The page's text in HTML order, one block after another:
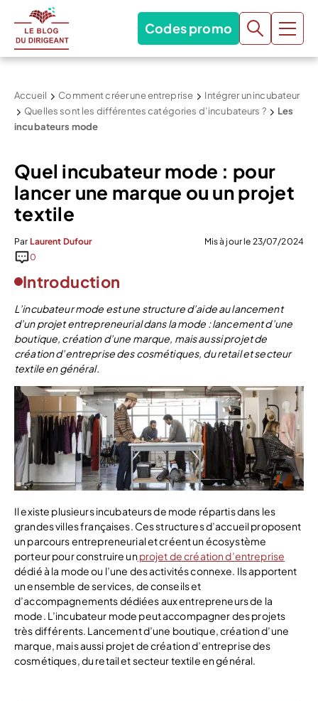
Codes promo
Accueil Comment créer une entreprise
Intégrer un incubateur
Quelles sont les différentes catégories d’incubateurs ?
Les
incubateurs mode
Quel incubateur mode : pour
lancer une marque ou un projet
textile
Par Laurent Dufour
Mis à jour le 23/07/2024
0
Introduction
L’incubateur mode est une structure d’aide au lancement
d’un projet entrepreneurial dans la mode : lancement d’une
boutique, création d’une marque, mais aussi projet de
création d’entreprise des cosmétiques, du retail et secteur
textile en général.
Il existe plusieurs incubateurs de mode répartis dans les
grandes villes françaises. Ces structures d’accueil proposent
un parcours entrepreneurial et créent un écosystème
porteur pour construire unprojet de création d’entreprise
dédié à la mode ou l’une des activités connexe. Ils apportent
un ensemble de services, de conseils et
d’accompagnements dédiées aux entrepreneurs de la
mode. L’incubateur mode peut accompagner des projets
très différents. Lancement d’une boutique, création d’une
marque, mais aussi projet de création d’entreprise des
cosmétiques, du retail et secteur textile en général.